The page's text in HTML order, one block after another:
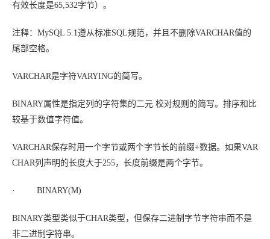
有效长度是65,532字节）。
注释： MySQL 5.1遵从标准SQL规范，并且不删除VARCHAR值的
尾部空格。
VARCHAR是字符VARYING的简写。
BINARY属性是指定列的字符集的二元 校对规则的简写。排序和比
较基于数值字符值。
VARCHAR保存时用一个字节或两个字节长的前缀+数据。如果VAR
CHAR列声明的长度大于255，长度前缀是两个字节。
· BINARY(M)
BINARY类型类似于CHAR类型，但保存二进制字节字符串而不是
非二进制字符串。